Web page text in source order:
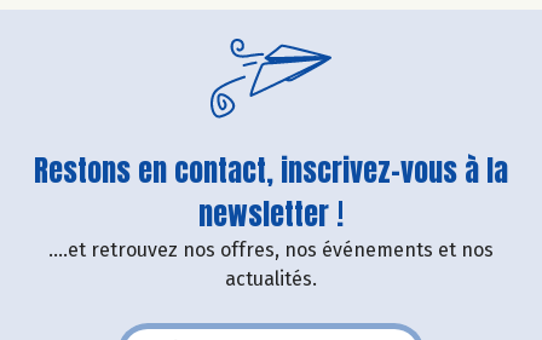
Restons en contact, inscrivez-vous à la
newsletter !
....et retrouvez nos offres, nos événements et nos
actualités.